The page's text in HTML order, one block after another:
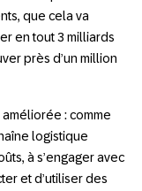
que cela va
en tout 3 milliards
près d’un million
:comme
logistique
à s’engager avec
et d’utiliser des